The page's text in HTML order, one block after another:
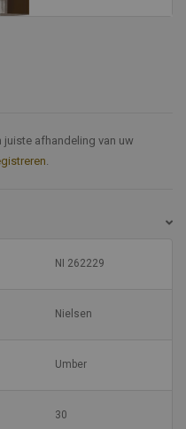
juiste afhandeling van uw
.
NI 262229
Nielsen
Umber
30